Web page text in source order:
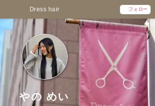
Dress hair フォロー
やの めい